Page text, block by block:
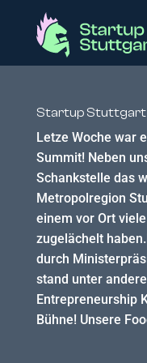
Startup Stuttgart
Letze Woche war
Summit! Neben
Schankstelle das
Metropolregion
einem vor Ort
zugelächelt
durch
stand unter
Entrepreneurship
Bühne! Unsere